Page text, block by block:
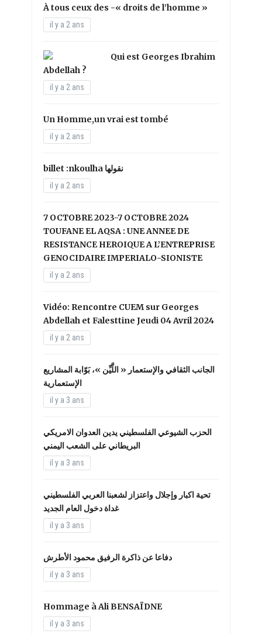
À tous ceux des -« droits de l’homme »
il y a 2 ans
Qui est Georges Ibrahim
Abdellah ?
il y a 2 ans
Un Homme,un vrai est tombé
il y a 2 ans
il y a 2 ans
7 OCTOBRE 2023-7 OCTOBRE 2024
TOUFANE EL AQSA : UNE ANNEE DE
RESISTANCE HEROIQUE A L’ENTREPRISE
GENOCIDAIRE IMPERIALO-SIONISTE
il y a 2 ans
Vidéo: Rencontre CUEM sur Georges
Abdellah et Falesttine Jeudi 04 Avril 2024
il y a 2 ans
الجانب الثقافي والإستعمار « اللَّيِّن »، بَوّابة المشاريع
الإستعمارية
il y a 3 ans
الحزب الشيوعي الفلسطيني يدين العدوان الامريكي
البريطاني على الشعب اليمني
il y a 3 ans
تحية اكبار وإجلال واعتزاز لشعبنا العربي الفلسطيني
غداة دخول العام الجديد
il y a 3 ans
دفاعا عن ذاكرة الرفيق محمود الأطرش
il y a 3 ans
Hommage à Ali BENSAÏDNE
il y a 3 ans